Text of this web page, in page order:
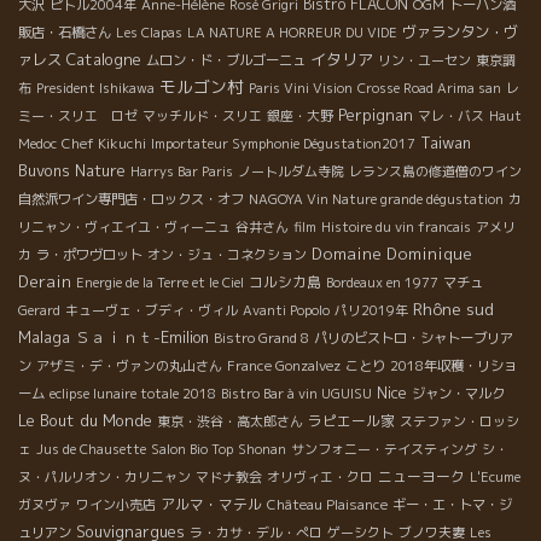
大沢 ピトル2004年 Anne-Hélène Rosé Grigri OGM
トーハン酒
販店・石橋さん Les Clapas LA NATURE A HORREUR DU VIDE ヴァランタン・ヴ
ァレス Catalogne ムロン・ド・ブルゴーニュ イタリア リン・ユーセン 東京調
布 President Ishikawa モルゴン村 Paris Vini Vision Crosse Road Arima san レ
ミー・スリエ ロゼ マッチルド・スリエ 銀座・大野 Perpignan マレ・バス Haut
Medoc Chef Kikuchi Importateur Symphonie Dégustation2017 Taiwan
Buvons Nature Harrys Bar Paris ノートルダム寺院 レランス島の修道僧のワイン
自然派ワイン専門店・ロックス・オフ NAGOYA Vin Nature grande dégustation カ
リニャン・ヴィエイユ・ヴィーニュ 谷井さん film Histoire du vin francais アメリ
カ ラ・ポワヴロット オン・ジュ・コネクション Domaine Dominique
Derain Energie de la Terre et le Ciel コルシカ島 Bordeaux en 1977 マチュ
Gerard キューヴェ・ブディ・ヴィル Avanti Popolo パリ2019年 Rhône sud
Malaga Ｓａｉｎｔ-Emilion Bistro Grand 8 パリのビストロ・シャトーブリア
ン アザミ・デ・ヴァンの丸山さん France Gonzalvez ことり 2018年収穫・リショ
ーム eclipse lunaire totale 2018 Bistro Bar à vin UGUISU Nice ジャン・マルク
Le Bout du Monde 東京・渋谷・高太郎さん ラピエール家 ステファン・ロッシ
ェ Jus de Chausette Salon Bio Top Shonan サンフォニー・テイスティング シ・
ヌ・パルリオン・カリニャン マドナ教会 オリヴィエ・クロ ニューヨーク L'Ecume
ガヌヴァ ワイン小売店 アルマ・マテル Château Plaisance ギー・エ・トマ・ジ
ュリアン Souvignargues ラ・カサ・デル・ぺロ ゲーシクト ブノワ夫妻 Les